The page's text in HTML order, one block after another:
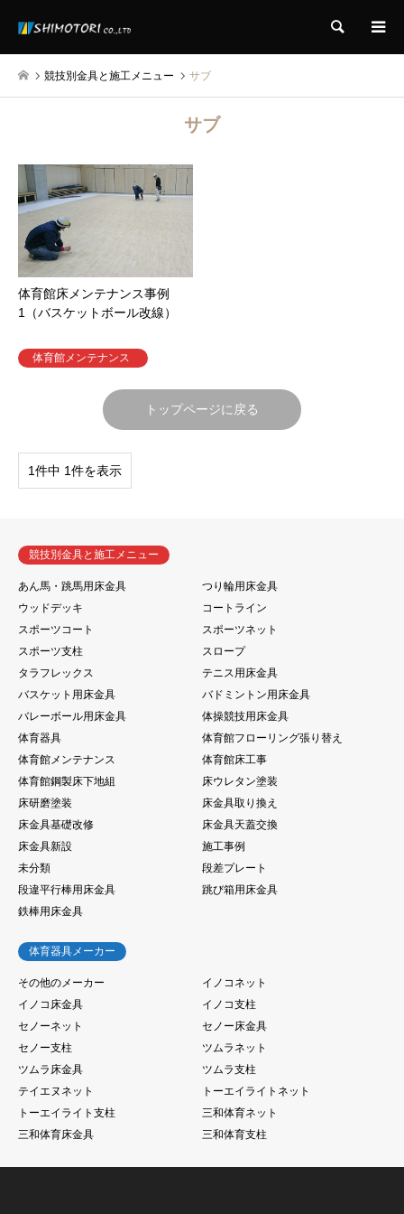
検索
競技別金具と施工メニュー サブ
サブ
体育館床メンテナンス事例
1（バスケットボール改線）
体育館メンテナンス
トップページに戻る
1件中 1件を表示
競技別金具と施工メニュー
あん馬・跳馬用床金具
つり輪用床金具
ウッドデッキ
コートライン
スポーツコート
スポーツネット
スポーツ支柱
スロープ
タラフレックス
テニス用床金具
バスケット用床金具
バドミントン用床金具
バレーボール用床金具
体操競技用床金具
体育器具
体育館フローリング張り替え
体育館メンテナンス
体育館床工事
体育館鋼製床下地組
床ウレタン塗装
床研磨塗装
床金具取り換え
床金具基礎改修
床金具天蓋交換
床金具新設
施工事例
未分類
段差プレート
段違平行棒用床金具
跳び箱用床金具
鉄棒用床金具
体育器具メーカー
その他のメーカー
イノコネット
イノコ床金具
イノコ支柱
セノーネット
セノー床金具
セノー支柱
ツムラネット
ツムラ床金具
ツムラ支柱
テイエヌネット
トーエイライトネット
トーエイライト支柱
三和体育ネット
三和体育床金具
三和体育支柱